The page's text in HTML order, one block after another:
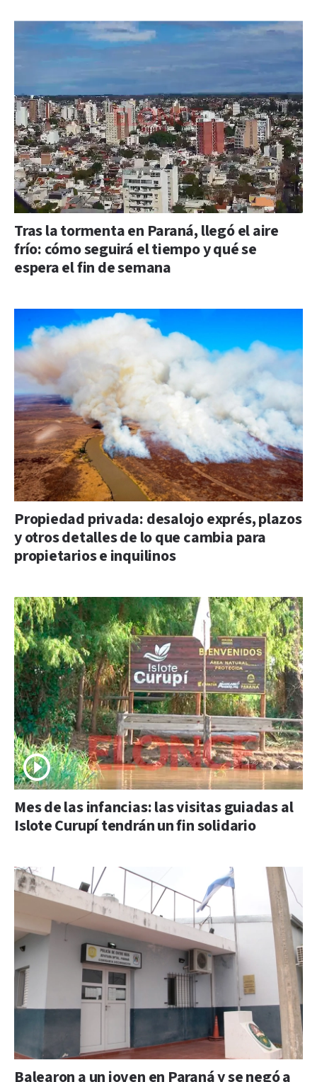
Tras la tormenta en Paraná, llegó el aire
frío: cómo seguirá el tiempo y qué se
espera el fin de semana
Propiedad privada: desalojo exprés, plazos
y otros detalles de lo que cambia para
propietarios e inquilinos
Mes de las infancias: las visitas guiadas al
Islote Curupí tendrán un fin solidario
Balearon a un joven en Paraná y se negó a